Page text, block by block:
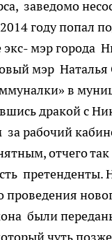
заведомо
году попал
экс- мэр города
мэр
в
дракой с
рабочий
отчего
претенденты.
были
чуть